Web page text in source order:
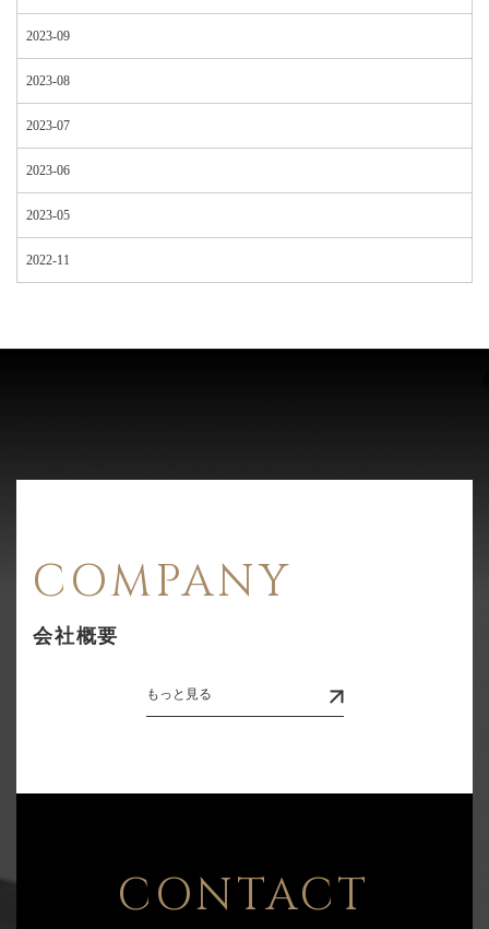
2023-09
2023-08
2023-07
2023-06
2023-05
2022-11
COMPANY
会社概要
もっと見る
CONTACT